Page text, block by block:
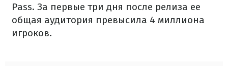
Pass. За первые три дня после релиза ее
общая аудитория превысила 4 миллиона
игроков.